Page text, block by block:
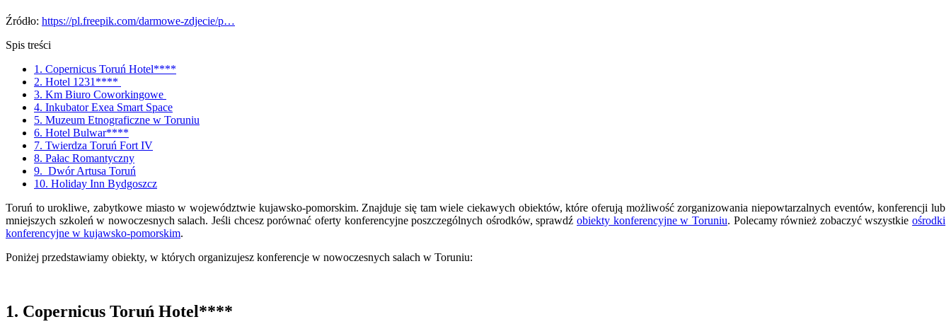
Źródło: https://pl.freepik.com/darmowe-zdjecie/p…
Spis treści
1. Copernicus Toruń Hotel****
2. Hotel 1231****
3. Km Biuro Coworkingowe
4. Inkubator Exea Smart Space
5. Muzeum Etnograficzne w Toruniu
6. Hotel Bulwar****
7. Twierdza Toruń Fort IV
8. Pałac Romantyczny
9. Dwór Artusa Toruń
10. Holiday Inn Bydgoszcz
Toruń to urokliwe, zabytkowe miasto w województwie kujawsko-pomorskim. Znajduje się tam wiele ciekawych obiektów, które oferują możliwość zorganizowania niepowtarzalnych eventów, konferencji lub
mniejszych szkoleń w nowoczesnych salach. Jeśli chcesz porównać oferty konferencyjne poszczególnych ośrodków, sprawdźobiekty konferencyjne w Toruniu. Polecamy również zobaczyć wszystkieośrodki
konferencyjne w kujawsko-pomorskim.
Poniżej przedstawiamy obiekty, w których organizujesz konferencje w nowoczesnych salach w Toruniu:
1. Copernicus Toruń Hotel****